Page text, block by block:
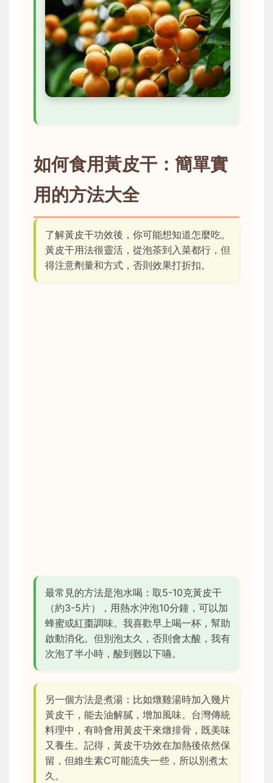
如何食用黃皮干：簡單實
用的方法大全
了解黃皮干功效後，你可能想知道怎麼吃。
黃皮干用法很靈活，從泡茶到入菜都行，但
得注意劑量和方式，否則效果打折扣。
最常見的方法是泡水喝：取5-10克黃皮干
（約3-5片），用熱水沖泡10分鐘，可以加
蜂蜜或紅棗調味。我喜歡早上喝一杯，幫助
啟動消化。但別泡太久，否則會太酸，我有
次泡了半小時，酸到難以下嚥。
另一個方法是煮湯：比如燉雞湯時加入幾片
黃皮干，能去油解膩，增加風味。台灣傳統
料理中，有時會用黃皮干來燉排骨，既美味
又養生。記得，黃皮干功效在加熱後依然保
留，但維生素C可能流失一些，所以別煮太
久。